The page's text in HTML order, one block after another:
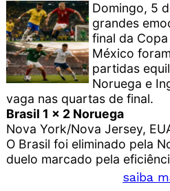
Domingo, 5
grandes
final da
México
partidas
Noruega e
vaga nas quartas de final.
Brasil 1 x 2 Noruega
Nova York/Nova Jersey,
O Brasil foi eliminado pela
duelo marcado pela
saiba